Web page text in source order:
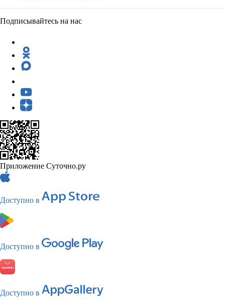
Подписывайтесь на нас
Приложение Суточно.ру
Доступно в
Доступно в
Доступно в